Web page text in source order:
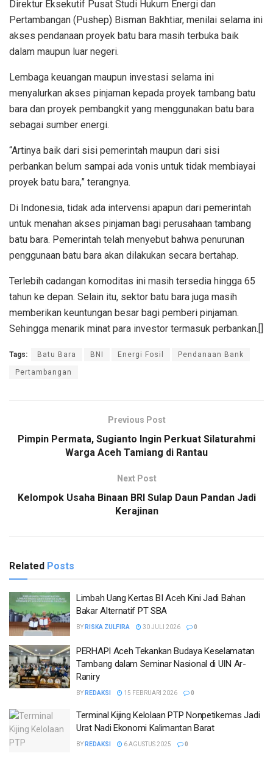
Direktur Eksekutif Pusat Studi Hukum Energi dan
Pertambangan (Pushep) Bisman Bakhtiar, menilai selama ini
akses pendanaan proyek batu bara masih terbuka baik
dalam maupun luar negeri.
Lembaga keuangan maupun investasi selama ini
menyalurkan akses pinjaman kepada proyek tambang batu
bara dan proyek pembangkit yang menggunakan batu bara
sebagai sumber energi.
“Artinya baik dari sisi pemerintah maupun dari sisi
perbankan belum sampai ada vonis untuk tidak membiayai
proyek batu bara,” terangnya.
Di Indonesia, tidak ada intervensi apapun dari pemerintah
untuk menahan akses pinjaman bagi perusahaan tambang
batu bara. Pemerintah telah menyebut bahwa penurunan
penggunaan batu bara akan dilakukan secara bertahap.
Terlebih cadangan komoditas ini masih tersedia hingga 65
tahun ke depan. Selain itu, sektor batu bara juga masih
memberikan keuntungan besar bagi pemberi pinjaman.
Sehingga menarik minat para investor termasuk perbankan.[]
Tags: Batu Bara BNI Energi Fosil Pendanaan Bank
Pertambangan
Previous Post
Pimpin Permata, Sugianto Ingin Perkuat Silaturahmi
Warga Aceh Tamiang di Rantau
Next Post
Kelompok Usaha Binaan BRI Sulap Daun Pandan Jadi
Kerajinan
Related Posts
Limbah Uang Kertas BI Aceh Kini Jadi Bahan
Bakar Alternatif PT SBA
BY RISKA ZULFIRA 30 JULI 2026 0
PERHAPI Aceh Tekankan Budaya Keselamatan
Tambang dalam Seminar Nasional di UIN Ar-
Raniry
BY REDAKSI 15 FEBRUARI 2026 0
Terminal Kijing Kelolaan PTP Nonpetikemas Jadi
Urat Nadi Ekonomi Kalimantan Barat
BY REDAKSI 6 AGUSTUS 2025 0